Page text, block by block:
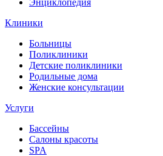
Клиники
Больницы
Поликлиники
Детские поликлиники
Родильные дома
Женские консультации
Услуги
Бассейны
Салоны красоты
SPA